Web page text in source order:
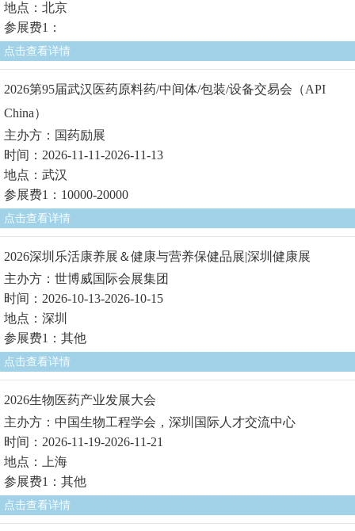
地点：北京
参展费1：
点击查看详情
2026第95届武汉医药原料药/中间体/包装/设备交易会（API
China）
主办方：国药励展
时间：2026-11-11-2026-11-13
地点：武汉
参展费1：10000-20000
点击查看详情
2026深圳乐活康养展＆健康与营养保健品展|深圳健康展
主办方：世博威国际会展集团
时间：2026-10-13-2026-10-15
地点：深圳
参展费1：其他
点击查看详情
2026生物医药产业发展大会
主办方：中国生物工程学会，深圳国际人才交流中心
时间：2026-11-19-2026-11-21
地点：上海
参展费1：其他
点击查看详情